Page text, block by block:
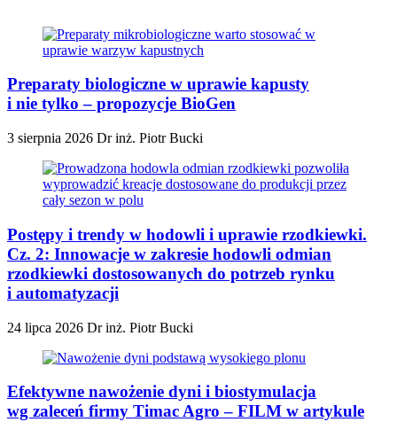
Preparaty biologiczne w uprawie kapusty
i nie tylko – propozycje BioGen
3 sierpnia 2026 Dr inż. Piotr Bucki
Postępy i trendy w hodowli i uprawie rzodkiewki.
Cz. 2: Innowacje w zakresie hodowli odmian
rzodkiewki dostosowanych do potrzeb rynku
i automatyzacji
24 lipca 2026 Dr inż. Piotr Bucki
Efektywne nawożenie dyni i biostymulacja
wg zaleceń firmy Timac Agro – FILM w artykule